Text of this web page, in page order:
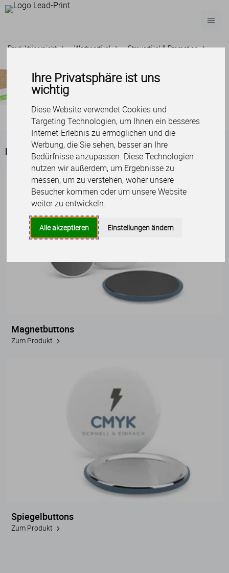
Ihre Privatsphäre ist uns
wichtig
Diese Website verwendet Cookies und
Targeting Technologien, um Ihnen ein besseres
Internet-Erlebnis zu ermöglichen und die
Werbung, die Sie sehen, besser an Ihre
Bedürfnisse anzupassen. Diese Technologien
nutzen wir außerdem, um Ergebnisse zu
messen, um zu verstehen, woher unsere
Besucher kommen oder um unsere Website
weiter zu entwickeln.
Alle akzeptieren Einstellungen ändern
Produktübersicht Werbeartikel
Streuartikel & Promotion
Buttons
Magnetbuttons
Zum Produkt
Spiegelbuttons
Zum Produkt